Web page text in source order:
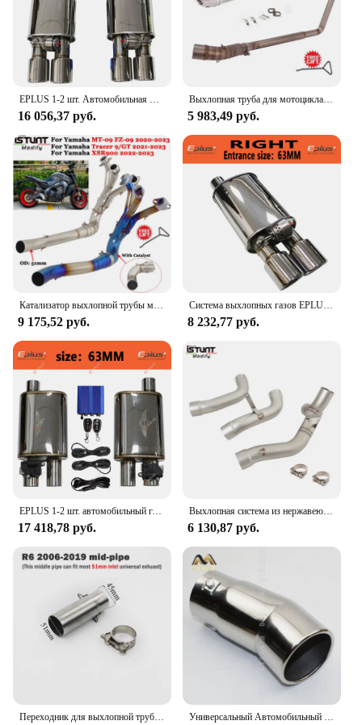
EPLUS 1-2 шт. Автомобильная Выхлопная система, вакуумный клапан, контроль выхлопной трубы, комплект с переменным глушителем из нержавеющей стали, Универсальный 51 63 76 мм
16 056,37 руб.
Выхлопная труба для мотоцикла Honda CBR125 CBR125R CB125R CBR 125 125R 2010 - 2016
5 983,49 руб.
Катализатор выхлопной трубы мотоцикла, выхлопная труба для Yamaha MT09 MT-09 Tracer 9 900 GT XSR900 2020-2023, глушитель 51 мм
9 175,52 руб.
Система выхлопных газов EPLUS, универсальный комплект из нержавеющей стали с регулируемым клапаном, с насадкой, 51, 63, 76 мм
8 232,77 руб.
EPLUS 1-2 шт. автомобильный глушитель нержавеющая выхлопная система Электрический клапан контроль выхлопной трубы комплект Регулируемый угол клапана углеродный наконечник
17 418,78 руб.
Выхлопная система из нержавеющей стали для Ducati MULTISTRADA 1200 S SPORT TOURIN 2010 - 2014
6 130,87 руб.
Переходник для выхлопной трубы, 45 мм, 51 мм, для Yamaha YZF R6 2006-2019 Универсальный Автомобильный задний круглый глушитель выхлопной трубы задний глушитель наконечник хромированная нержавеющая сталь автомобильный глушитель наконечник замена для авто Acce